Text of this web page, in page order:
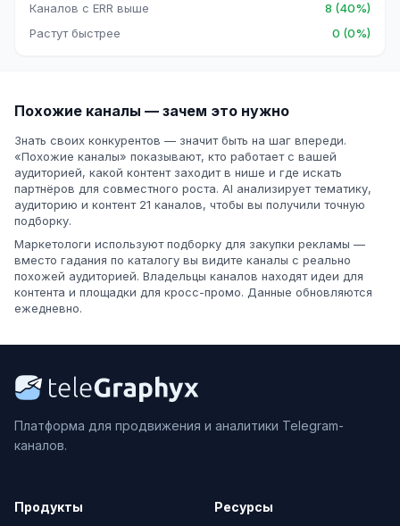
Каналов с ERR выше
8 (40%)
Растут быстрее
0 (0%)
Похожие каналы — зачем это нужно
Знать своих конкурентов — значит быть на шаг впереди.
«Похожие каналы» показывают, кто работает с вашей
аудиторией, какой контент заходит в нише и где искать
партнёров для совместного роста. AI анализирует тематику,
аудиторию и контент 21 каналов, чтобы вы получили точную
подборку.
Маркетологи используют подборку для закупки рекламы —
вместо гадания по каталогу вы видите каналы с реально
похожей аудиторией. Владельцы каналов находят идеи для
контента и площадки для кросс-промо. Данные обновляются
ежедневно.
Платформа для продвижения и аналитики Telegram-
каналов.
Продукты Ресурсы